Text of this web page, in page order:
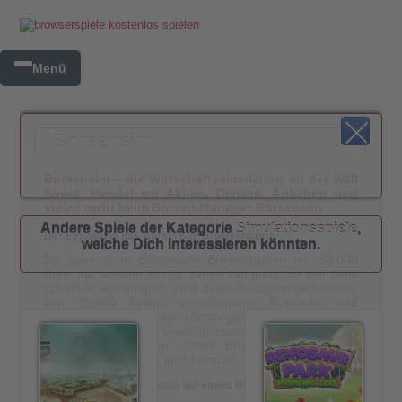
Menü
Der Einstieg in das Börsensim Browsergame
Euro auf deinem Konto. Deine Aufgabe: So viel Geld
am Ende nur dein Gewinn. Hast du das Zeug zum
Börsenmillionär, zum echten Broker? Du weißt es
nicht? Dann finde es jetzt heraus!
Die Fakten von Börsensim auf einem Blick
Andere Spiele der Kategorie Simulationsspiele,
welche Dich interessieren könnten.